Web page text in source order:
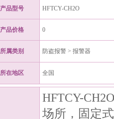
产品型号 HFTCY-CH2O
产品价格 0
所属类别 防盗报警 > 报警器
所在地区 全国
HFTCY-
场所，固定